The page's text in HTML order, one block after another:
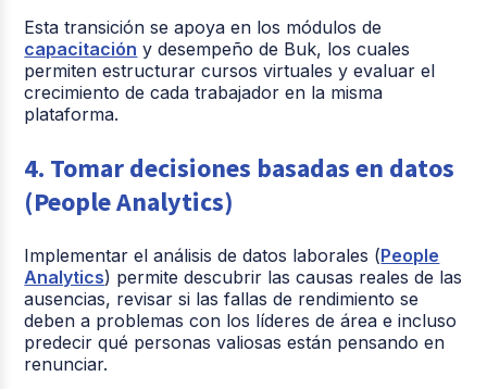
Esta transición se apoya en los módulos de
capacitación y desempeño de Buk, los cuales
permiten estructurar cursos virtuales y evaluar el
crecimiento de cada trabajador en la misma
plataforma.
4. Tomar decisiones basadas en datos
(People Analytics)
Implementar el análisis de datos laborales (People
Analytics) permite descubrir las causas reales de las
ausencias, revisar si las fallas de rendimiento se
deben a problemas con los líderes de área e incluso
predecir qué personas valiosas están pensando en
renunciar.